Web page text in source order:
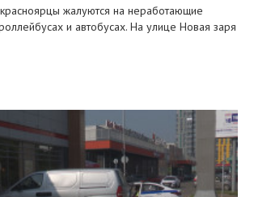
жалуются на неработающие
и автобусах. На улице Новая заря